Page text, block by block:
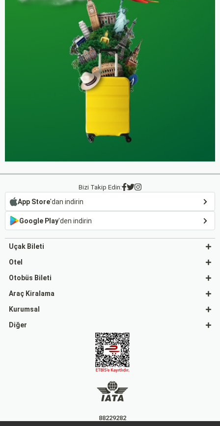
Bizi Takip Edin:
App Store'dan indirin
Google Play'den indirin
Uçak Bileti
Otel
Otobüs Bileti
Araç Kiralama
Kurumsal
Diğer
88229282